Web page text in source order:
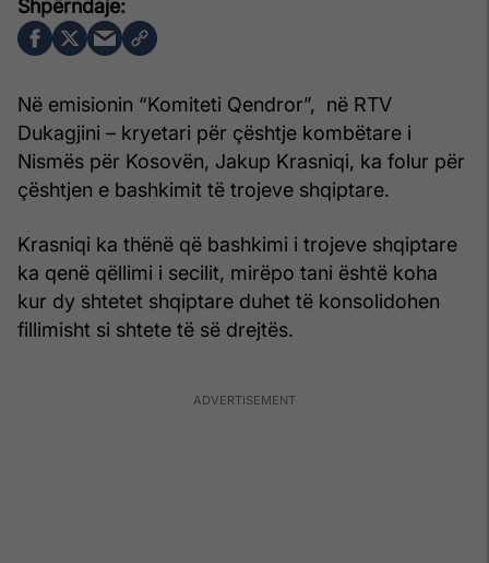
Në emisionin “Komiteti Qendror”, në RTV
Dukagjini – kryetari për çështje kombëtare i
Nismës për Kosovën, Jakup Krasniqi, ka folur për
çështjen e bashkimit të trojeve shqiptare.
Krasniqi ka thënë që bashkimi i trojeve shqiptare
ka qenë qëllimi i secilit, mirëpo tani është koha
kur dy shtetet shqiptare duhet të konsolidohen
fillimisht si shtete të së drejtës.